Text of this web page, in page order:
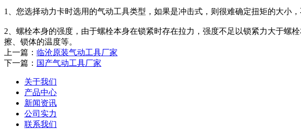
1、您选择动力卡时选用的气动工具类型，如果是冲击式，则很难确定扭矩的大小，
2、螺栓本身的强度，由于螺栓本身在锁紧时存在拉力，强度不足以锁紧力大于螺
擦、锁体的温度等。
上一篇： 临沧原装气动工具厂家
下一篇： 国产气动工具厂家
关于我们
产品中心
新闻资讯
公司实力
联系我们